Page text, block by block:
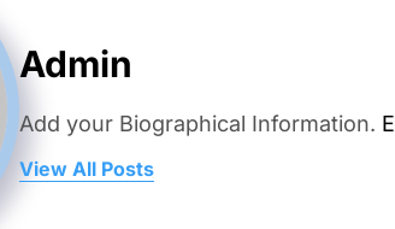
Admin
Add your Biographical Information.
View All Posts